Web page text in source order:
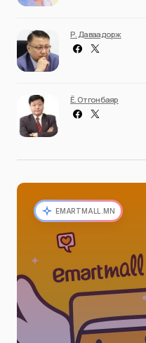
Р. Даваадорж
Ё. Отгонбаяр
EMARTMALL.MN